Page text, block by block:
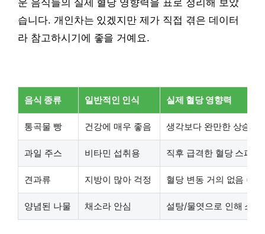
운 음식들의 실제 혈당 영향력을 표로 정리해 보았
습니다. 개인차는 있겠지만 제가 직접 겪은 데이터
라 참고하시기에 좋을 거예요.
음식 종류 일반적인 인식 실제 혈당 영향력
통곡물 빵 건강에 매우 좋음 생각보다 완만한 상승 후
과일 주스 비타민 섭취용 직후 급격한 혈당 스파이
견과류 지방이 많아 걱정 혈당 변동 거의 없음 (안
양념된 나물 채소라 안심 설탕/물엿으로 인해 소폭